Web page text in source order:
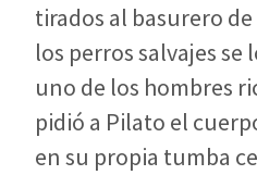
tirados al basurero
los perros salvajes se
uno de los hombres
pidió a Pilato el
en su propia tumba